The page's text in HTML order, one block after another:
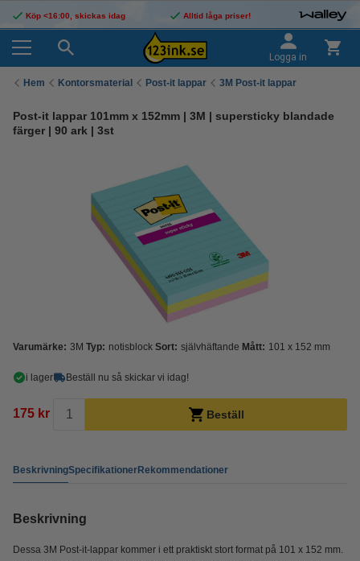
Köp <16:00, skickas idag Alltid låga priser!
Logga in
Hem Kontorsmaterial Post-it lappar 3M Post-it lappar
Post-it lappar 101mm x 152mm | 3M | supersticky blandade
färger | 90 ark | 3st
Varumärke: 3M Typ: notisblock Sort: självhäftande Mått: 101 x 152 mm
i lager Beställ nu så skickar vi idag!
175 kr Beställ
BeskrivningSpecifikationerRekommendationer
Beskrivning
Dessa 3M Post-it-lappar kommer i ett praktiskt stort format på 101 x 152 mm.